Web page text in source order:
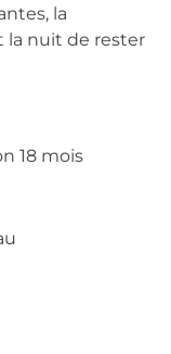
la
la nuit de rester
18 mois